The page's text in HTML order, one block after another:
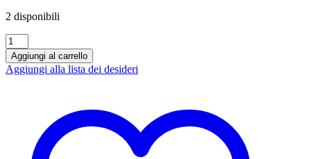
2 disponibili
CARTUCCIA
Da
One
Tech
GETTA)
quantità
Aggiungi al carrello
Aggiungi alla lista dei desideri